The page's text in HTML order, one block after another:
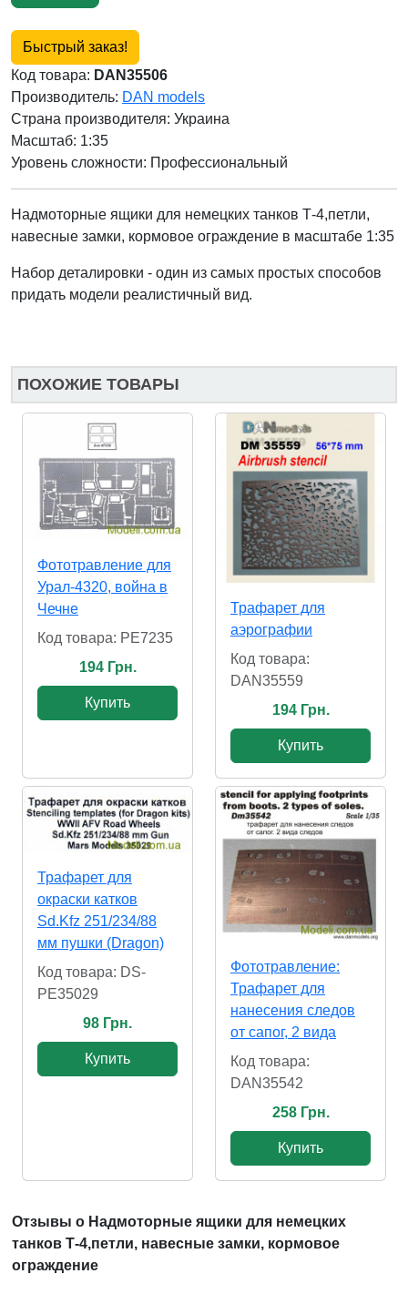
Быстрый заказ!
Код товара: DAN35506
Производитель: DAN models
Страна производителя: Украина
Масштаб: 1:35
Уровень сложности: Профессиональный
Надмоторные ящики для немецких танков Т-4,петли,
навесные замки, кормовое ограждение в масштабе 1:35
Набор деталировки - один из самых простых способов
придать модели реалистичный вид.
ПОХОЖИЕ ТОВАРЫ
Фототравление для
Урал-4320, война в
Чечне
Код товара: PE7235
194 Грн.
Купить
Трафарет для
аэрографии
Код товара:
DAN35559
194 Грн.
Купить
Трафарет для
окраски катков
Sd.Kfz 251/234/88
мм пушки (Dragon)
Код товара: DS-
PE35029
98 Грн.
Купить
Фототравление:
Трафарет для
нанесения следов
от сапог, 2 вида
Код товара:
DAN35542
258 Грн.
Купить
Отзывы о Надмоторные ящики для немецких
танков Т-4,петли, навесные замки, кормовое
ограждение